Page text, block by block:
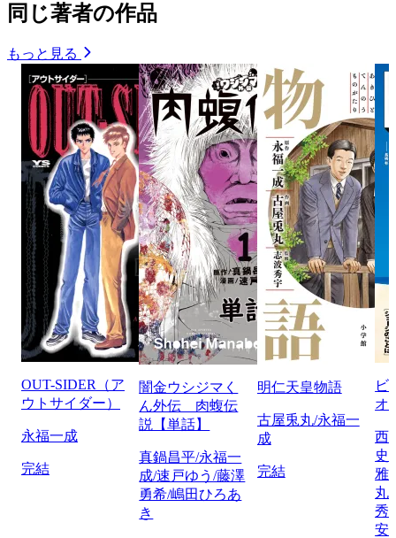
同じ著者の作品
もっと見る
OUT-SIDER（ア
ウトサイダー）
永福一成
完結
闇金ウシジマく
ん外伝 肉蝮伝
説【単話】
真鍋昌平/永福一
成/速戸ゆう/藤澤
勇希/嶋田ひろあ
き
明仁天皇物語
古屋兎丸/永福一
成
完結
ビ
オ
西
史
雅
丸
秀
安